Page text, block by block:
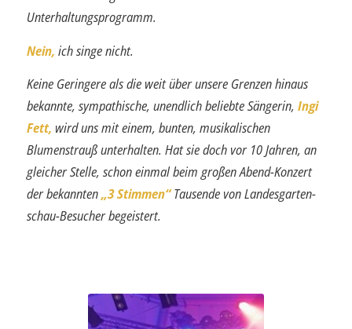
Unterhaltungsprogramm.
Nein, ich singe nicht.
Keine Geringere als die weit über unsere Grenzen hinaus
bekannte, sympathische, unendlich beliebte Sängerin, Ingi
Fett, wird uns mit einem, bunten, musikalischen
Blumenstrauß unterhalten. Hat sie doch vor 10 Jahren, an
gleicher Stelle, schon einmal beim großen Abend-Konzert
der bekannten„3 Stimmen“ Tausende von Landesgarten­
schau-Besucher begeistert.